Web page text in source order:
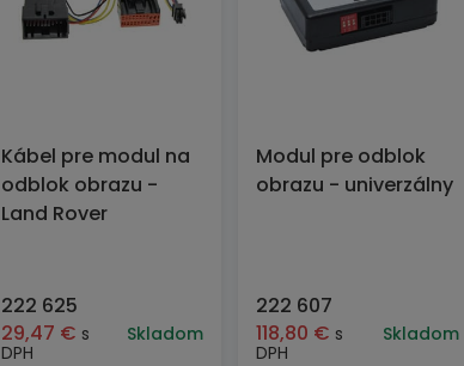
Kábel pre modul na
odblok obrazu -
Land Rover
222 625
29,47 € s
DPH
Skladom
Modul pre odblok
obrazu - univerzálny
222 607
118,80 € s
DPH
Skladom